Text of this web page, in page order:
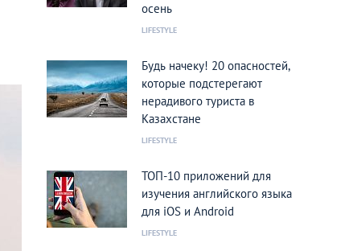
осень
LIFESTYLE
Будь начеку! 20 опасностей,
которые подстерегают
нерадивого туриста в
Казахстане
LIFESTYLE
ТОП-10 приложений для
изучения английского языка
для iOS и Android
LIFESTYLE